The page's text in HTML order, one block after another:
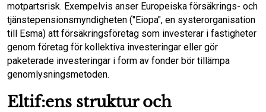
motpartsrisk. Exempelvis anser Europeiska försäkrings- och
tjänstepensionsmyndigheten ("Eiopa", en systerorganisation
till Esma) att försäkringsföretag som investerar i fastigheter
genom företag för kollektiva investeringar eller gör
paketerade investeringar i form av fonder bör tillämpa
genomlysningsmetoden.
Eltif:ens struktur och